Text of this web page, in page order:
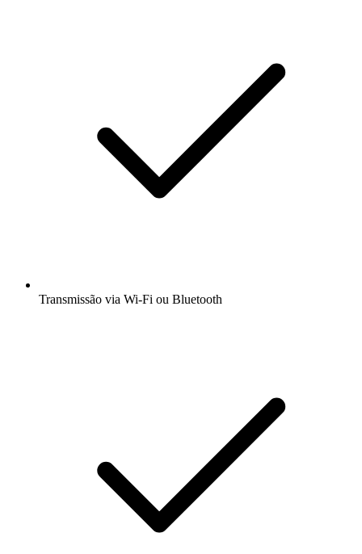
Transmissão via Wi-Fi ou Bluetooth